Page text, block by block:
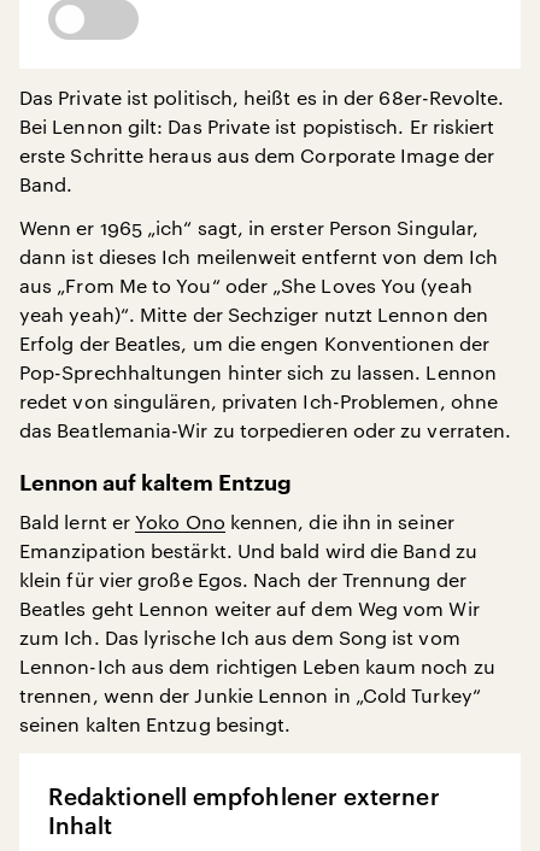
Das Private ist politisch, heißt es in der 68er-Revolte.
Bei Lennon gilt: Das Private ist popistisch. Er riskiert
erste Schritte heraus aus dem Corporate Image der
Band.
Wenn er 1965 „ich“ sagt, in erster Person Singular,
dann ist dieses Ich meilenweit entfernt von dem Ich
aus „From Me to You“ oder „She Loves You (yeah
yeah yeah)“. Mitte der Sechziger nutzt Lennon den
Erfolg der Beatles, um die engen Konventionen der
Pop-Sprechhaltungen hinter sich zu lassen. Lennon
redet von singulären, privaten Ich-Problemen, ohne
das Beatlemania-Wir zu torpedieren oder zu verraten.
Lennon auf kaltem Entzug
Bald lernt erYoko Ono kennen, die ihn in seiner
Emanzipation bestärkt. Und bald wird die Band zu
klein für vier große Egos. Nach der Trennung der
Beatles geht Lennon weiter auf dem Weg vom Wir
zum Ich. Das lyrische Ich aus dem Song ist vom
Lennon-Ich aus dem richtigen Leben kaum noch zu
trennen, wenn der Junkie Lennon in „Cold Turkey“
seinen kalten Entzug besingt.
Redaktionell empfohlener externer
Inhalt